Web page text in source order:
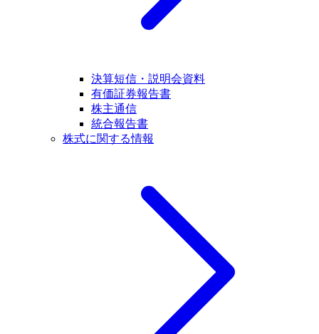
決算短信・説明会資料
有価証券報告書
株主通信
統合報告書
株式に関する情報